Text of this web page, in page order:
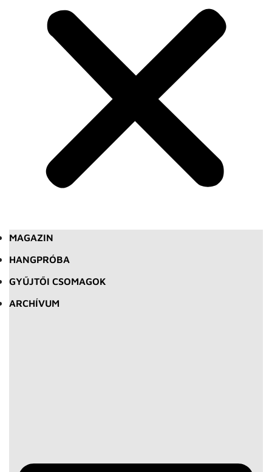
MAGAZIN
HANGPRÓBA
GYŰJTŐI CSOMAGOK
ARCHÍVUM